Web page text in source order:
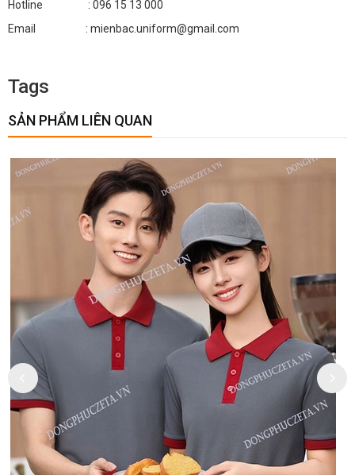
Hotline : 096 15 13 000
Email : mienbac.uniform@gmail.com
Tags
SẢN PHẨM LIÊN QUAN